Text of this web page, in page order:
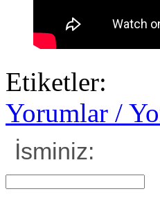
Etiketler:
Yorumlar /
İsminiz: